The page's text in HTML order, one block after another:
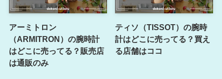
アーミトロン
（ARMITRON）の腕時計
はどこに売ってる？販売店
は通販のみ
ティソ（TISSOT）の腕時
計はどこに売ってる？買え
る店舗はココ